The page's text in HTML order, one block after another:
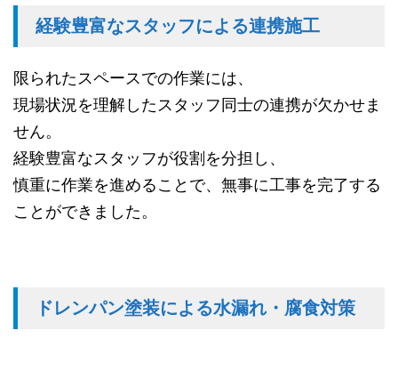
経験豊富なスタッフによる連携施工
限られたスペースでの作業には、
現場状況を理解したスタッフ同士の連携が欠かせま
せん。
経験豊富なスタッフが役割を分担し、
慎重に作業を進めることで、無事に工事を完了する
ことができました。
ドレンパン塗装による水漏れ・腐食対策